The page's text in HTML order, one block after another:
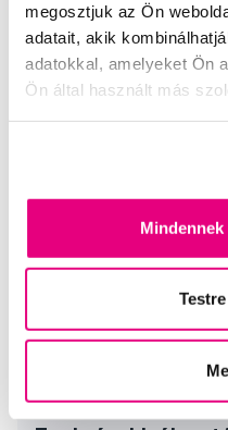
megosztjuk az Ön
adatait, akik
adatokkal, amelyeket Ön
Ön által használt más
Mindennek
Fogkrem
Csilla